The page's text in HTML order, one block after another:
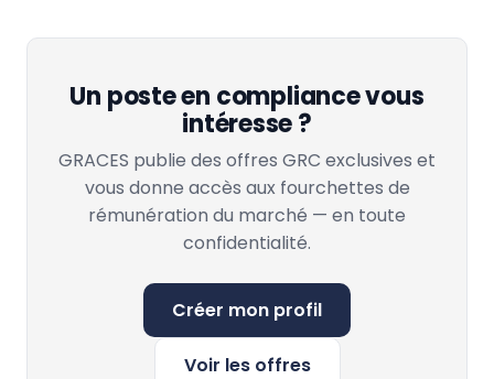
Un poste en compliance vous
intéresse ?
GRACES publie des offres GRC exclusives et
vous donne accès aux fourchettes de
rémunération du marché — en toute
confidentialité.
Créer mon profil
Voir les offres